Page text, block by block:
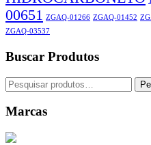
00651 ZGAQ-01266 ZGAQ-01452
ZGAQ-03537
Buscar Produtos
Pesquisar
por:
Marcas